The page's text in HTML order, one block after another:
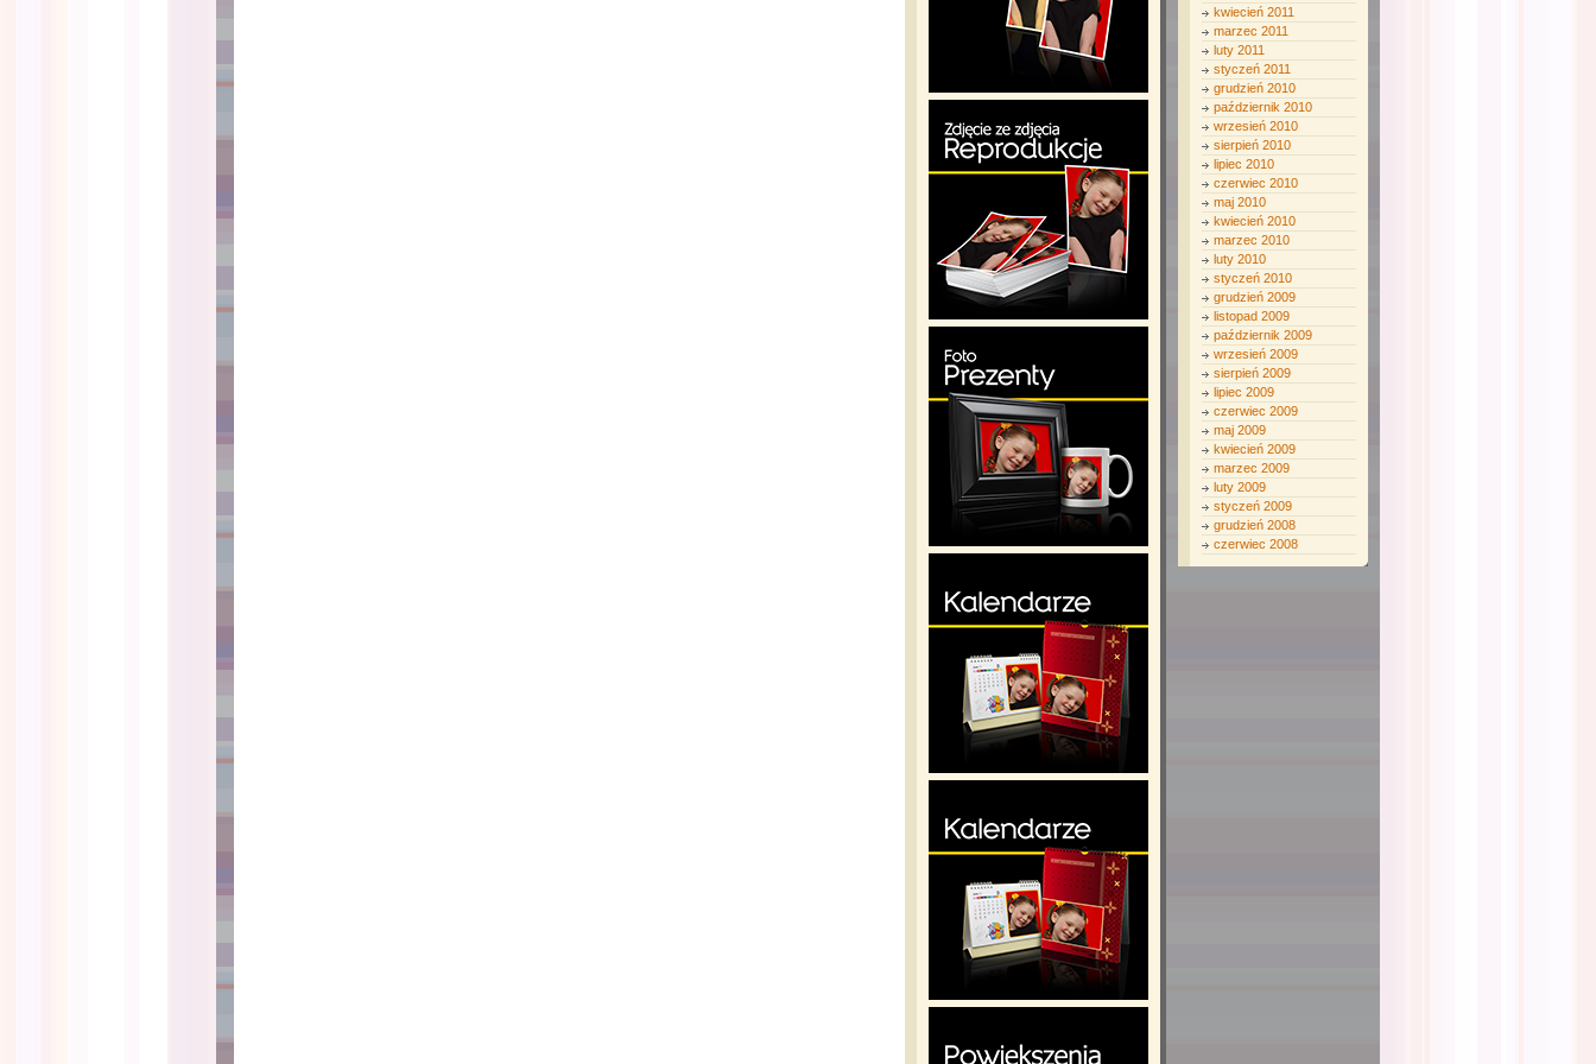
kwiecień 2011
marzec 2011
luty 2011
styczeń 2011
grudzień 2010
październik 2010
wrzesień 2010
sierpień 2010
lipiec 2010
czerwiec 2010
maj 2010
kwiecień 2010
marzec 2010
luty 2010
styczeń 2010
grudzień 2009
listopad 2009
październik 2009
wrzesień 2009
sierpień 2009
lipiec 2009
czerwiec 2009
maj 2009
kwiecień 2009
marzec 2009
luty 2009
styczeń 2009
grudzień 2008
czerwiec 2008